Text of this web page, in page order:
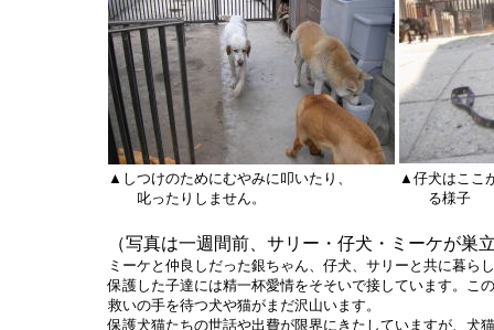
▲しつけのためにむやみに叩いたり、
叱ったりしません。
▲仔犬はここ
る様子
（写真は一週間前、サリー・仔犬・ミーケが巣
ミーケと仲良しだった銀ちゃん、仔犬、サリーと共に暮ら
保護した子達には精一杯愛情をそそいで接しています。こ
救いの手を待つ犬や猫がまだ沢山います。
保護犬猫たちの世話や出費が限界にきたしていますが、犬